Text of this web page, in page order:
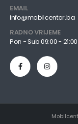
EMAIL
info@mobilcentar.ba
RADNO VRIJEME
Pon - Sub 09:00 - 21:00